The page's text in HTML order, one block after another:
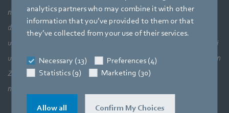
analytics partners who may combine it with other
information that you’ve provided to them or that
they’ve collected from your use of their services.
Necessary (13)
Preferences (4)
Statistics (9)
Marketing (30)
Allow all Confirm My Choices
nicht das Ganze sehen: lufttechnische Zusammenhänge und
damit das perfekte Zusammenspiel von Motortechnik, Elektronik
und Strömungstechnik. Unsere drei Kernkompetenzen stehen bei
unseren Produkten in unmittelbarer Verbindung zueinander. Denn
Zielsetzung ist es immer, Luft und Bewegung höchst effizient zu
nutzen.